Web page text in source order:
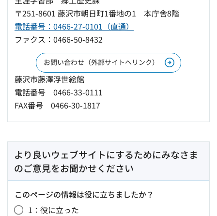
〒251-8601 藤沢市朝日町1番地の1 本庁舎8階
電話番号：0466-27-0101（直通）
ファクス：0466-50-8432
お問い合わせ（外部サイトへリンク）
藤沢市藤澤浮世絵館
電話番号 0466-33-0111
FAX番号 0466-30-1817
より良いウェブサイトにするためにみなさま
のご意見をお聞かせください
このページの情報は役に立ちましたか？
1：役に立った